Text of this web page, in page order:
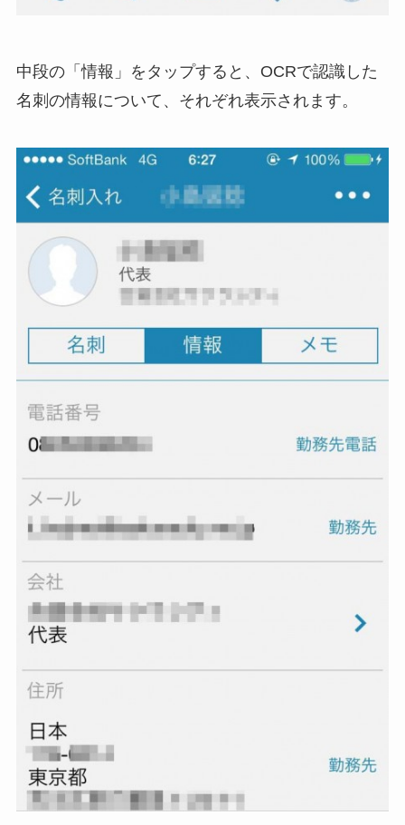
中段の「情報」をタップすると、OCRで認識した
名刺の情報について、それぞれ表示されます。